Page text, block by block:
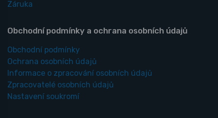
Záruka
Obchodní podmínky a ochrana osobních údajů
Obchodní podmínky
Ochrana osobních údajů
Informace o zpracování osobních údajů
Zpracovatelé osobních údajů
Nastavení soukromí